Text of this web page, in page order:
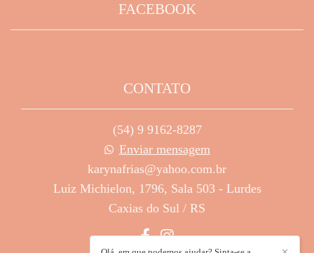
FACEBOOK
CONTATO
(54) 9 9162-8287
Enviar mensagem
karynafrias@yahoo.com.br
Luiz Michielon, 1796, Sala 503 - Lurdes
Caxias do Sul / RS